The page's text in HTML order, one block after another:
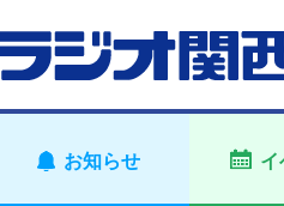
お知らせ イ